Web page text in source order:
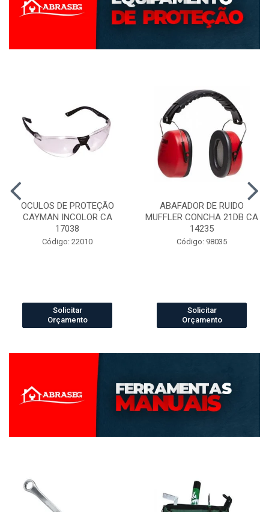
OCULOS DE PROTEÇÃO
CAYMAN INCOLOR CA
17038
Código: 22010
Solicitar
Orçamento
ABAFADOR DE RUIDO
MUFFLER CONCHA 21DB CA
14235
Código: 98035
Solicitar
Orçamento